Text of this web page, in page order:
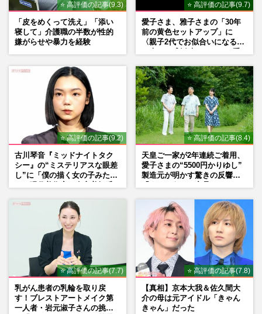
⭐ 高評価の記事(9.3)
「皮をめくって洗え」「添い
寝して」介護職の半数が性的
嫌がらせや暴力を経験
⭐ 高評価の記事(9.7)
愛子さま、雅子さまの「30年
前の黄色セットアップ」に
〈親子2代でお似合いになる〉
⭐ 高評価の記事(9.2)
古川琴音『ミッドナイトタク
シー』の“ミステリアスな眼差
し”に「僕の描く女の子みた
⭐ 高評価の記事(8.4)
天皇ご一家が2年連続ご着用、
愛子さまの“5500円かりゆし”
製造元が明かす驚きの反響
⭐ 高評価の記事(7.7)
乳がん患者の乳輪を取り戻
す！ブレストアートメイク第
一人者・岩元淑子さんの挑戦
⭐ 高評価の記事(7.8)
【真相】京本大我＆佐久間大
介の母は元アイドル「きゃん
きゃん」だった